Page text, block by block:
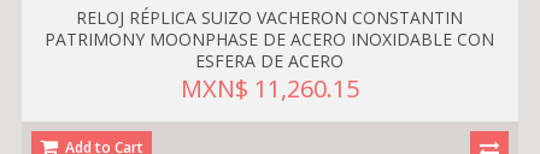
RELOJ RÉPLICA SUIZO VACHERON CONSTANTIN
PATRIMONY MOONPHASE DE ACERO INOXIDABLE CON
ESFERA DE ACERO
MXN$ 11,260.15
Add to Cart